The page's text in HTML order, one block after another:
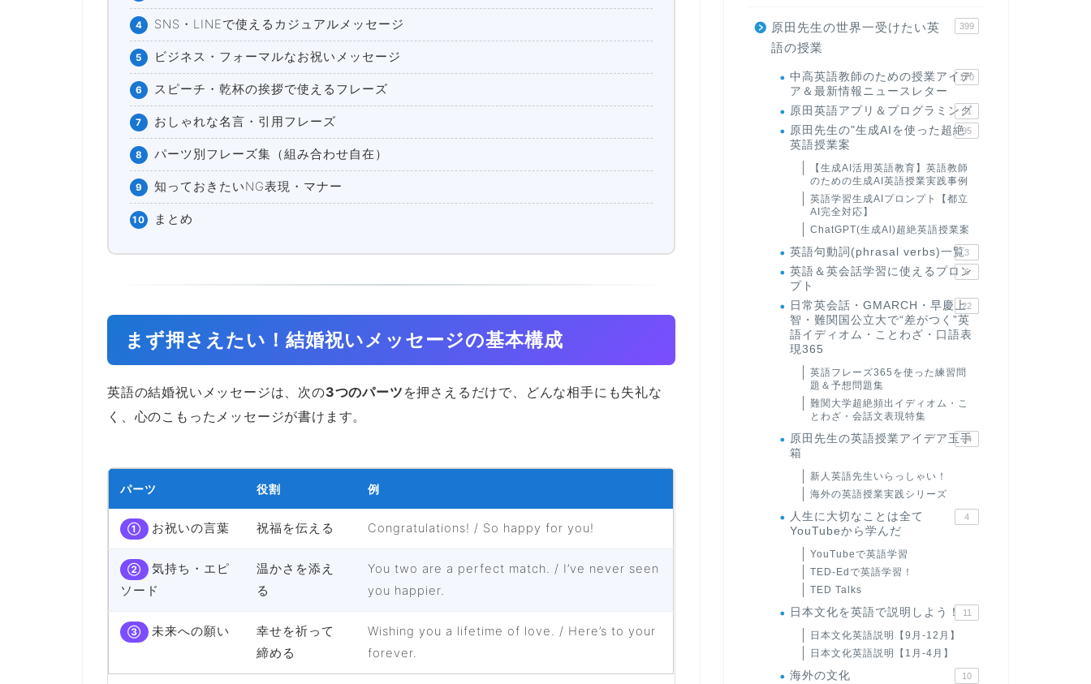
4 SNS・LINEで使えるカジュアルメッセージ
5 ビジネス・フォーマルなお祝いメッセージ
6 スピーチ・乾杯の挨拶で使えるフレーズ
7 おしゃれな名言・引用フレーズ
8 パーツ別フレーズ集（組み合わせ自在）
9 知っておきたいNG表現・マナー
10 まとめ
まず押さえたい！結婚祝いメッセージの基本構成
英語の結婚祝いメッセージは、次の3つのパーツ を押さえるだけで、どんな相手にも失礼な
く、心のこもったメッセージが書けます。
パーツ 役割 例
① お祝いの言葉 祝福を伝える Congratulations! / So happy for you!
②
気持ち・エピ
ソード
温かさを添え
る
You two are a perfect match. / I’ve never seen
you happier.
③ 未来への願い
幸せを祈って
締める
Wishing you a lifetime of love. / Here’s to your
forever.
原田先生の世界一受けたい英
語の授業
399
中高英語教師のための授業アイデ
ア＆最新情報ニュースレター
170
原田英語アプリ＆プログラミング
31
原田先生の"生成AIを使った超絶
英語授業案
95
【生成AI活用英語教育】英語教師
のための生成AI英語授業実践事例
英語学習生成AIプロンプト【都立
AI完全対応】
ChatGPT(生成AI)超絶英語授業案
英語句動詞(phrasal verbs)一覧3
英語＆英会話学習に使えるプロン
プト
6
日常英会話・GMARCH・早慶上
智・難関国公立大で“差がつく”英
語イディオム・ことわざ・口語表
現365
22
英語フレーズ365を使った練習問
題＆予想問題集
難関大学超絶頻出イディオム・こ
とわざ・会話文表現特集
原田先生の英語授業アイデア玉手
箱
24
新人英語先生いらっしゃい！
海外の英語授業実践シリーズ
人生に大切なことは全て
YouTubeから学んだ
4
YouTubeで英語学習
TED-Edで英語学習！
TED Talks
日本文化を英語で説明しよう！ 11
日本文化英語説明【9月-12月】
日本文化英語説明【1月-4月】
海外の文化 10